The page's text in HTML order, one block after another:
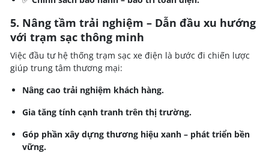
5. Nâng tầm trải nghiệm – Dẫn đầu xu hướng
với trạm sạc thông minh
Việc đầu tư hệ thống trạm sạc xe điện là bước đi chiến lược
giúp trung tâm thương mại:
Nâng cao trải nghiệm khách hàng.
Gia tăng tính cạnh tranh trên thị trường.
Góp phần xây dựng thương hiệu xanh – phát triển bền
vững.